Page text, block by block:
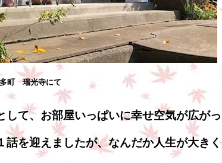
町 瑞光寺にて
して、お部屋いっぱいに幸せ空気が広がっ
話を迎えましたが、なんだか人生が大きく